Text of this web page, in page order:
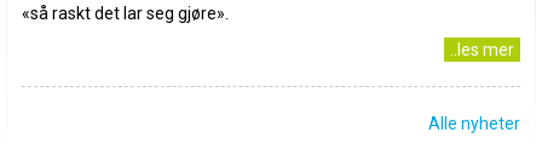
«så raskt det lar seg gjøre».
..les mer
Alle nyheter